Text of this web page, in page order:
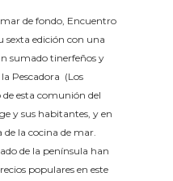
de fondo, Encuentro
sexta edición con una
sumado tinerfeños y
Pescadora (Los
de esta comunión del
y sus habitantes, y en
de la cocina de mar.
de la península han
populares en este